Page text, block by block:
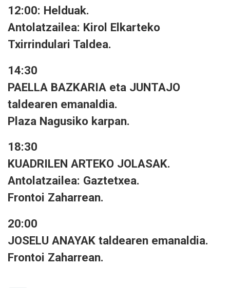
12:00: Helduak.
Antolatzailea: Kirol Elkarteko
Txirrindulari Taldea.
14:30
PAELLA BAZKARIA eta JUNTAJO
taldearen emanaldia.
Plaza Nagusiko karpan.
18:30
KUADRILEN ARTEKO JOLASAK.
Antolatzailea: Gaztetxea.
Frontoi Zaharrean.
20:00
JOSELU ANAYAK taldearen emanaldia.
Frontoi Zaharrean.